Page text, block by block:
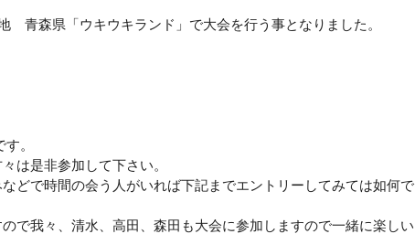
青森県「ウキウキランド」で大会を行う事となりました。
。
は是非参加して下さい。
どで時間の会う人がいれば下記までエントリーしてみては如何で
で我々、清水、高田、森田も大会に参加しますので一緒に楽しい